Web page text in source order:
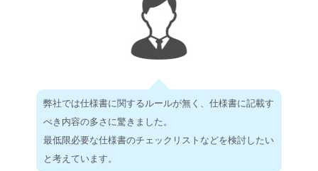
弊社では仕様書に関するルールが無く、仕様書に記載す
べき内容の多さに驚きました。
最低限必要な仕様書のチェックリストなどを検討したい
と考えています。